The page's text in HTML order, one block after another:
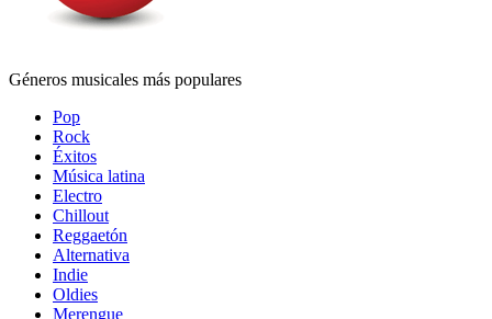
Géneros musicales más populares
Pop
Rock
Éxitos
Música latina
Electro
Chillout
Reggaetón
Alternativa
Indie
Oldies
Merengue